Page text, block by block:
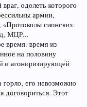
одолеть которого
армии,
сионских
МЦР...
время. время из
на половину
и агониризирующей
горло, его невозможно
договориться. Этот